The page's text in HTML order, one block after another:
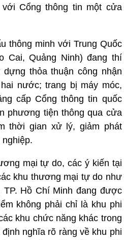
Cổng thông tin một cửa
thông minh với Trung Quốc
Cai, Quảng Ninh) đang thí
thỏa thuận công nhận
nước; trang bị máy móc,
cấp Cổng thông tin quốc
phương tiện thông qua cửa
thời gian xử lý, giảm phát
mại tự do, các ý kiến tại
khu thương mại tự do như
Hồ Chí Minh đang được
không phải chỉ là khu phi
khu chức năng khác trong
nghĩa rõ ràng về khu phi